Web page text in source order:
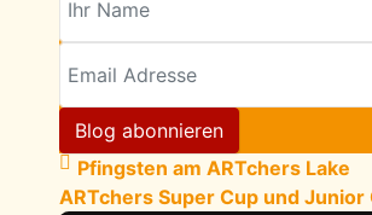
Blog abonnieren
Pfingsten am ARTchers Lake
ARTchers Super Cup und Junior